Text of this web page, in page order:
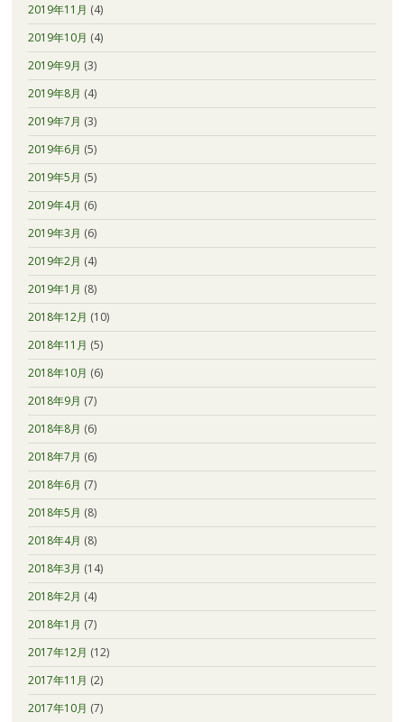
2019年11月 (4)
2019年10月 (4)
2019年9月 (3)
2019年8月 (4)
2019年7月 (3)
2019年6月 (5)
2019年5月 (5)
2019年4月 (6)
2019年3月 (6)
2019年2月 (4)
2019年1月 (8)
2018年12月 (10)
2018年11月 (5)
2018年10月 (6)
2018年9月 (7)
2018年8月 (6)
2018年7月 (6)
2018年6月 (7)
2018年5月 (8)
2018年4月 (8)
2018年3月 (14)
2018年2月 (4)
2018年1月 (7)
2017年12月 (12)
2017年11月 (2)
2017年10月 (7)